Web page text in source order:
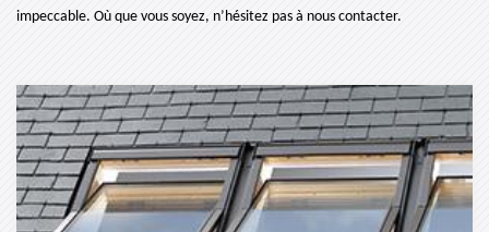
impeccable. Où que vous soyez, n’hésitez pas à nous contacter.